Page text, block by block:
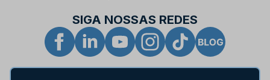
SIGA NOSSAS REDES